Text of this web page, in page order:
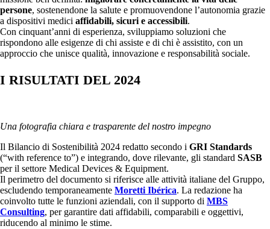
persone, sostenendone la salute e promuovendone l’autonomia grazie
a dispositivi medici affidabili, sicuri e accessibili.
Con cinquant’anni di esperienza, sviluppiamo soluzioni che
rispondono alle esigenze di chi assiste e di chi è assistito, con un
approccio che unisce qualità, innovazione e responsabilità sociale.
I RISULTATI DEL 2024
Una fotografia chiara e trasparente del nostro impegno
Il Bilancio di Sostenibilità 2024 redatto secondo i GRI Standards
(“with reference to”) e integrando, dove rilevante, gli standard SASB
per il settore Medical Devices & Equipment.
Il perimetro del documento si riferisce alle attività italiane del Gruppo,
escludendo temporaneamente Moretti Ibérica. La redazione ha
coinvolto tutte le funzioni aziendali, con il supporto di MBS
Consulting, per garantire dati affidabili, comparabili e oggettivi,
riducendo al minimo le stime.